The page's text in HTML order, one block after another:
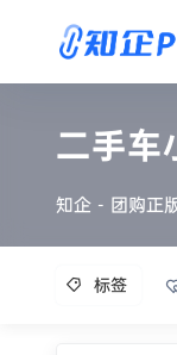
二手车
知企 - 团购正
标签